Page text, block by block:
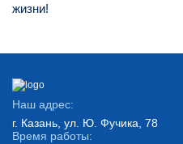
жизни!
Наш адрес:
г. Казань, ул. Ю. Фучика, 78
Время работы: